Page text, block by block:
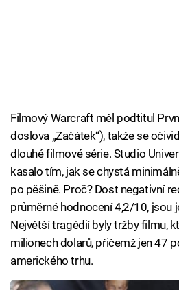
Filmový Warcraft měl podtitul
doslova „Začátek“), takže se
dlouhé filmové série. Studio
kasalo tím, jak se chystá
po pěšině. Proč? Dost negativní
průměrné hodnocení 4,2/10, jsou
Největší tragédií byly tržby filmu,
milionech dolarů, přičemž jen 47
amerického trhu.